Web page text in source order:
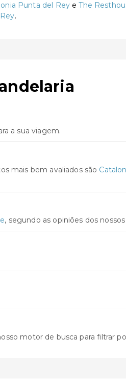
Punta del ReyeThe
.
a sua viagem.
mais bem avaliados são
, segundo as opiniões dos
motor de busca para filtrar